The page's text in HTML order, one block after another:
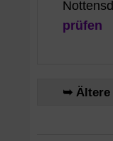
prüfen
➥ Ältere